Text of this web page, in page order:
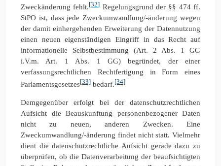
Zweckänderung fehlt.[32] Regelungsgrund der §§ 474 ff.
StPO ist, dass jede Zweckumwandlung/-änderung wegen
der damit einhergehenden Erweiterung der Datennutzung
einen neuen eigenständigen Eingriff in das Recht auf
informationelle Selbstbestimmung (Art. 2 Abs. 1 GG
i.V.m. Art. 1 Abs. 1 GG) begründet, der einer
verfassungsrechtlichen Rechtfertigung in Form eines
Parlamentsgesetzes[33] bedarf.[34]
Demgegenüber erfolgt bei der datenschutzrechtlichen
Aufsicht die Beauskunftung personenbezogener Daten
nicht zu neuen, anderen Zwecken. Eine
Zweckumwandlung/-änderung findet nicht statt. Vielmehr
dient die datenschutzrechtliche Aufsicht gerade dazu zu
überprüfen, ob die Datenverarbeitung der beaufsichtigten